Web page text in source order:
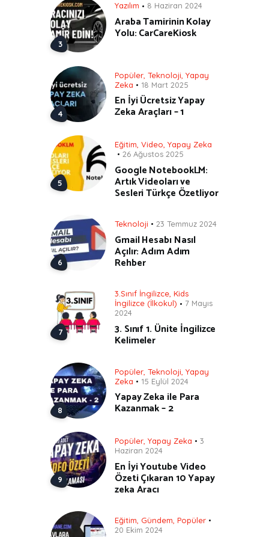
Yazılım 8 Haziran 2024
Araba Tamirinin Kolay
Yolu: CarCareKiosk
Popüler Teknoloji Yapay
Zeka
18 Mart 2025
En İyi Ücretsiz Yapay
Zeka Araçları – 1
Eğitim Video Yapay Zeka
26 Ağustos 2025
Google NotebookLM:
Artık Videoları ve
Sesleri Türkçe Özetliyor
Teknoloji 23 Temmuz 2024
Gmail Hesabı Nasıl
Açılır: Adım Adım
Rehber
3.Sınıf İngilizce, Kids
İngilizce (İlkokul)
7 Mayıs
2024
3. Sınıf 1. Ünite İngilizce
Kelimeler
Popüler Teknoloji Yapay
Zeka
15 Eylül 2024
Yapay Zeka ile Para
Kazanmak – 2
Popüler Yapay Zeka
3
Haziran 2024
En İyi Youtube Video
Özeti Çıkaran 10 Yapay
zeka Aracı
Eğitim Gündem Popüler
20 Ekim 2024